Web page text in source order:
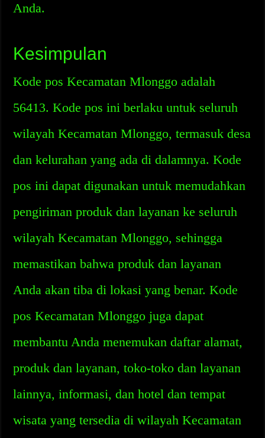
Anda.
Kesimpulan
Kode pos Kecamatan Mlonggo adalah
56413. Kode pos ini berlaku untuk seluruh
wilayah Kecamatan Mlonggo, termasuk desa
dan kelurahan yang ada di dalamnya. Kode
pos ini dapat digunakan untuk memudahkan
pengiriman produk dan layanan ke seluruh
wilayah Kecamatan Mlonggo, sehingga
memastikan bahwa produk dan layanan
Anda akan tiba di lokasi yang benar. Kode
pos Kecamatan Mlonggo juga dapat
membantu Anda menemukan daftar alamat,
produk dan layanan, toko-toko dan layanan
lainnya, informasi, dan hotel dan tempat
wisata yang tersedia di wilayah Kecamatan